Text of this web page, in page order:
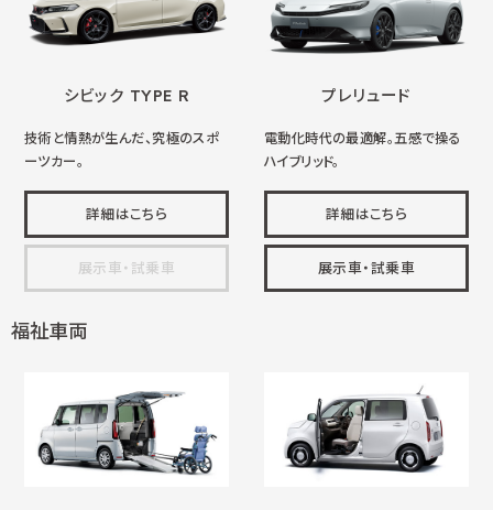
シビック TYPE R
技術と情熱が生んだ、究極のスポ
ーツカー。
詳細はこちら
展示車・試乗車
プレリュード
電動化時代の最適解。五感で操る
ハイブリッド。
詳細はこちら
展示車・試乗車
福祉車両